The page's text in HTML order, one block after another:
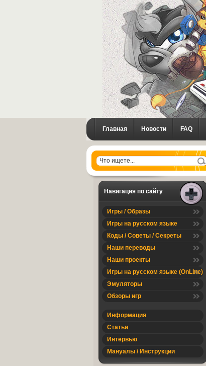
Главная Новости FAQ
Навигация по сайту
Игры / Образы
Игры на русском языке
Коды / Советы / Секреты
Наши переводы
Наши проекты
Игры на русском языке (OnLine)
Эмуляторы
Обзоры игр
Информация
Статьи
Интервью
Мануалы / Инструкции